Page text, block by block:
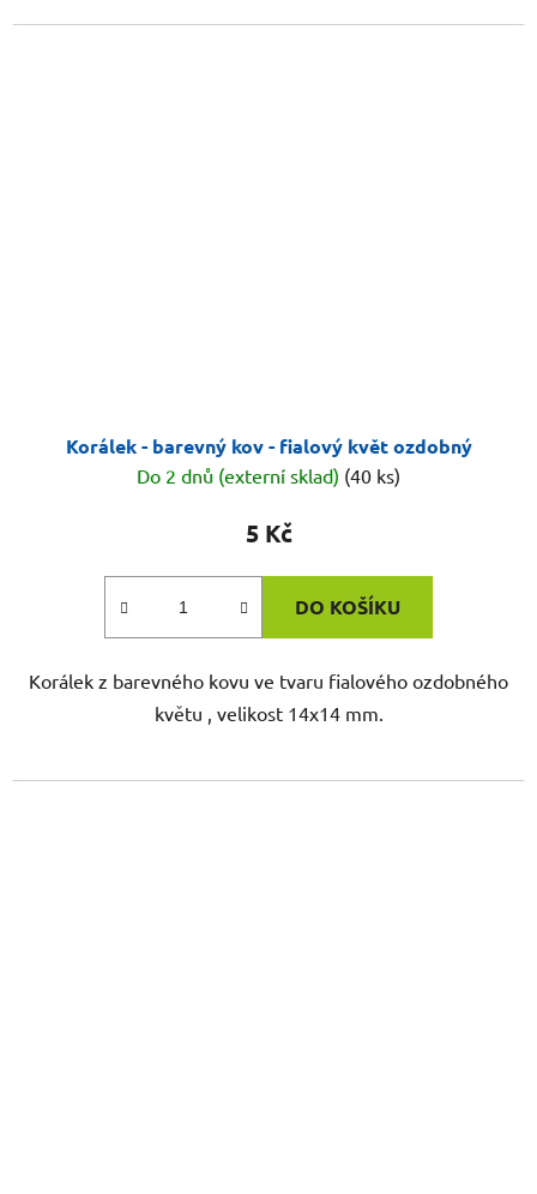
Korálek - barevný kov - fialový květ ozdobný
Do 2 dnů (externí sklad) (40 ks)
5 Kč
DO KOŠÍKU
Korálek z barevného kovu ve tvaru fialového ozdobného
květu , velikost 14x14 mm.